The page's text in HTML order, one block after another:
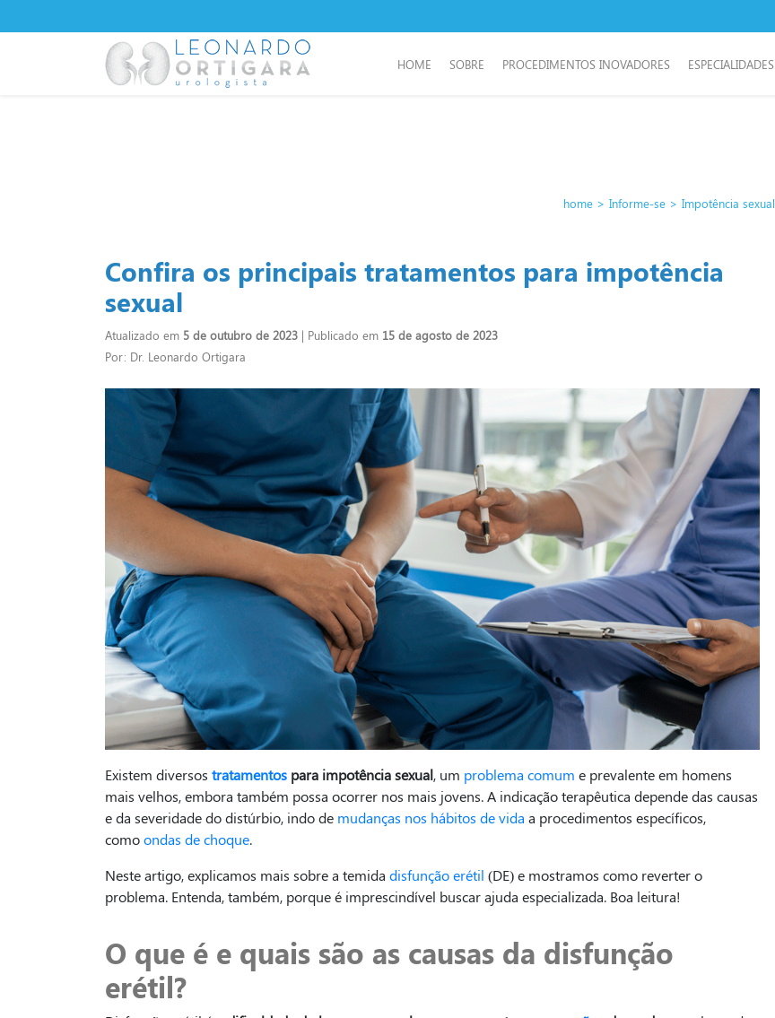
HOME SOBRE PROCEDIMENTOS INOVADORES ESPECIALIDADES
home > Informe-se > Impotência sexual
Confira os principais tratamentos para impotência
sexual
Atualizado em 5 de outubro de 2023 | Publicado em 15 de agosto de 2023
Por: Dr. Leonardo Ortigara
Existem diversos tratamentos para impotência sexual, um problema comum e prevalente em homens
mais velhos, embora também possa ocorrer nos mais jovens. A indicação terapêutica depende das causas
e da severidade do distúrbio, indo de mudanças nos hábitos de vida a procedimentos específicos,
comoondas de choque.
Neste artigo, explicamos mais sobre a temida disfunção erétil (DE) e mostramos como reverter o
problema. Entenda, também, porque é imprescindível buscar ajuda especializada. Boa leitura!
O que é e quais são as causas da disfunção
erétil?